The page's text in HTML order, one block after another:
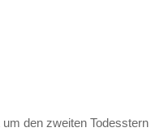
den zweiten Todesstern